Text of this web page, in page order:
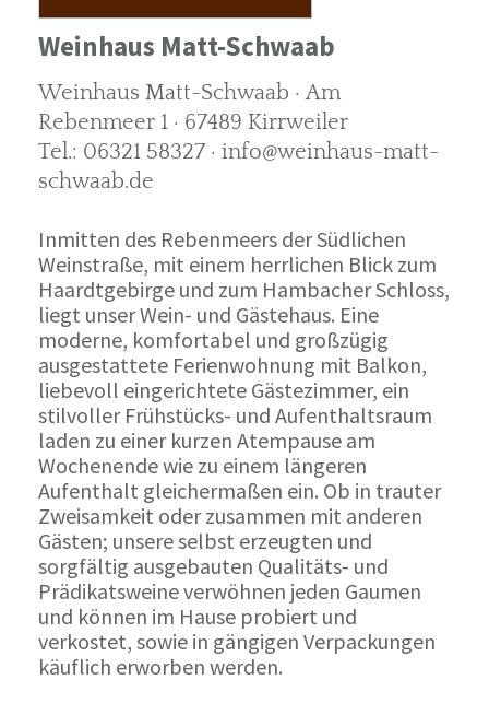
Weinhaus Matt-Schwaab
Weinhaus Matt-Schwaab · Am
Rebenmeer 1 · 67489 Kirrweiler
Tel.: 06321 58327 · info@weinhaus-matt-
schwaab.de
Inmitten des Rebenmeers der Südlichen
Weinstraße, mit einem herrlichen Blick zum
Haardtgebirge und zum Hambacher Schloss,
liegt unser Wein- und Gästehaus. Eine
moderne, komfortabel und großzügig
ausgestattete Ferienwohnung mit Balkon,
liebevoll eingerichtete Gästezimmer, ein
stilvoller Frühstücks- und Aufenthaltsraum
laden zu einer kurzen Atempause am
Wochenende wie zu einem längeren
Aufenthalt gleichermaßen ein. Ob in trauter
Zweisamkeit oder zusammen mit anderen
Gästen; unsere selbst erzeugten und
sorgfältig ausgebauten Qualitäts- und
Prädikatsweine verwöhnen jeden Gaumen
und können im Hause probiert und
verkostet, sowie in gängigen Verpackungen
käuflich erworben werden.